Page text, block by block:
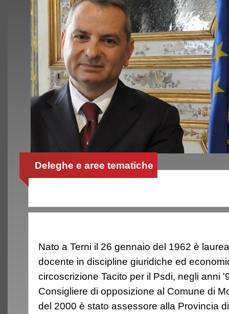
Deleghe e aree tematiche
Nato a Terni il 26 gennaio del 1962 è
docente in discipline giuridiche ed
circoscrizione Tacito per il Psdi, negli anni
Consigliere di opposizione al Comune di
del 2000 è stato assessore alla Provincia